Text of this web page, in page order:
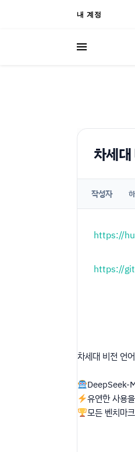
내 계정
차세
작성자
https://
https://
차세대 비전 언
DeepSeek-
유연한 사용
모든 벤치마